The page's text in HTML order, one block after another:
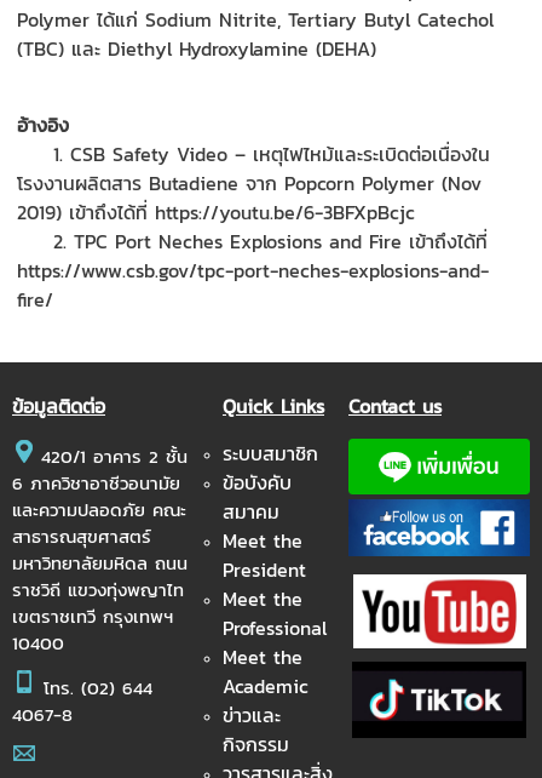
Polymerได้แก่Sodium Nitrite, Tertiary Butyl Catechol
(TBC) และ Diethyl Hydroxylamine (DEHA)
อ้างอิง
1. CSB Safety Video – เหตุไฟไหม้และระเบิดต่อเนื่องใน
โรงงานผลิตสาร Butadiene จาก Popcorn Polymer (Nov
2019) เข้าถึงได้ที่ https://youtu.be/6-3BFXpBcjc
2. TPC Port Neches Explosions and Fire เข้าถึงได้ที่
https://www.csb.gov/tpc-port-neches-explosions-and-
fire/
ข้อมูลติดต่อ
420/1 อาคาร 2 ชั้น
6 ภาควิชาอาชีวอนามัย
และความปลอดภัย คณะ
สาธารณสุขศาสตร์
มหาวิทยาลัยมหิดล ถนน
ราชวิถี แขวงทุ่งพญาไท
เขตราชเทวี กรุงเทพฯ
10400
โทร. (02) 644
4067-8
Quick Links
ระบบสมาชิก
ข้อบังคับ
สมาคม
Meet the
President
Meet the
Professional
Meet the
Academic
ข่าวและ
กิจกรรม
Contact us